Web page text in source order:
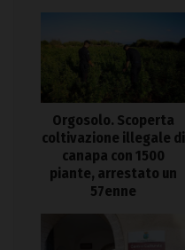
Orgosolo. Scoperta
coltivazione illegale di
canapa con 1500
piante, arrestato un
57enne